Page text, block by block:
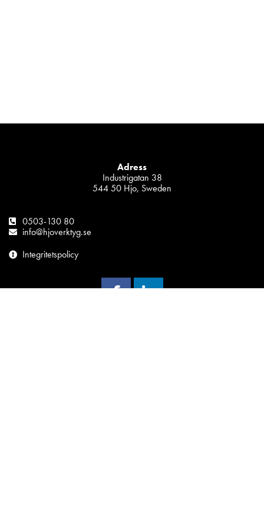
Adress
Industrigatan 38
544 50 Hjo, Sweden
0503-130 80
info@hjoverktyg.se
Integritetspolicy